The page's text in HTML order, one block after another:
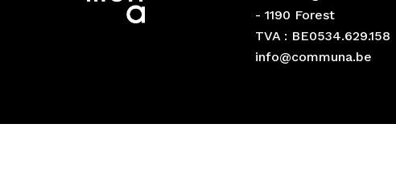
- 1190 Forest
TVA : BE0534.629.158
info@communa.be